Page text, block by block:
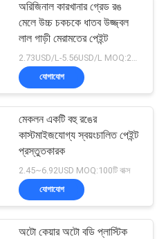
অরিজিনাল কারখানার গ্রেড রঙ
মেলে উচ্চ চকচকে ধাতব উজ্জ্বল
লাল গাড়ী মেরামতের পেইন্ট
যোগাযোগ
মেকলন একটি বহু রঙের
কাস্টমাইজযোগ্য স্বয়ংচালিত পেইন্ট
প্রস্তুতকারক
2.45~6.92USD MOQ:100টি বাক্স
যোগাযোগ
অটো কেয়ার অটো বডি প্লাস্টিক